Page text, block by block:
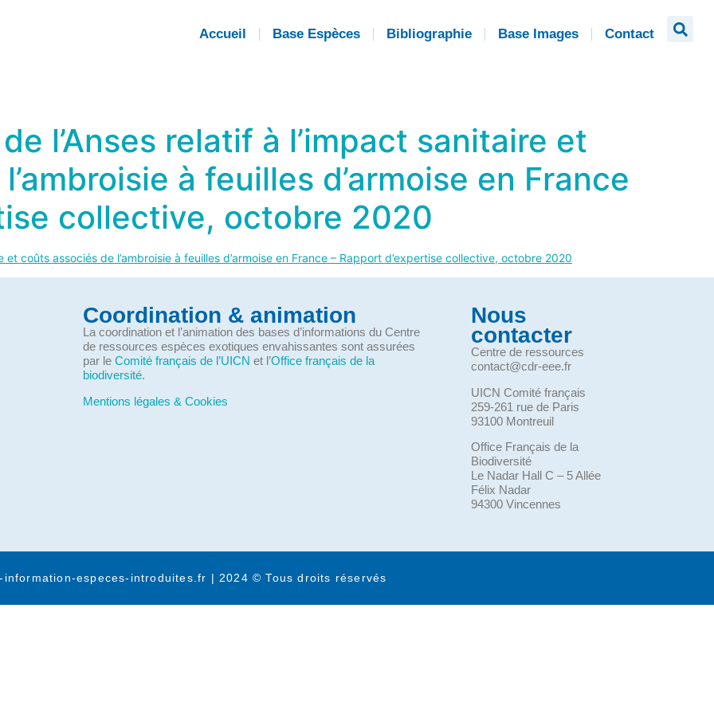
Accueil Base Espèces Bibliographie Base Images Contact
l’Anses relatif à l’impact sanitaire et
à feuilles d’armoise en France
collective, octobre 2020
et coûts associés de l’ambroisie à feuilles d’armoise en France – Rapport d’expertise collective, octobre 2020
Coordination & animation
La coordination et l’animation des bases d’informations du Centre
de ressources espèces exotiques envahissantes sont assurées
par le Comité français de l’UICN et l’Office français de la
biodiversité.
Mentions légales & Cookies
Nous
contacter
Centre de ressources
contact@cdr-eee.fr
UICN Comité français
259-261 rue de Paris
93100 Montreuil
Office Français de la
Biodiversité
Le Nadar Hall C – 5 Allée
Félix Nadar
94300 Vincennes
information-especes-introduites.fr | 2024 © Tous droits réservés